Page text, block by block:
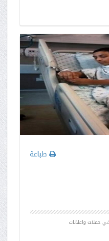
طباعة
حملات واعلانات